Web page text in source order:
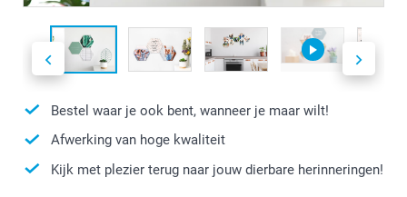
Bestel waar je ook bent, wanneer je maar wilt!
Afwerking van hoge kwaliteit
Kijk met plezier terug naar jouw dierbare herinneringen!